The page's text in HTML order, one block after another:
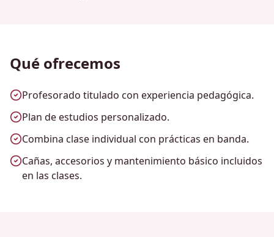
Qué ofrecemos
Profesorado titulado con experiencia pedagógica.
Plan de estudios personalizado.
Combina clase individual con prácticas en banda.
Cañas, accesorios y mantenimiento básico incluidos
en las clases.